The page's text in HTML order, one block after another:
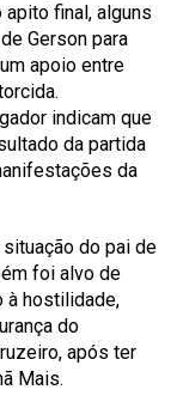
final, alguns
Gerson para
apoio entre
indicam que
da partida
da
do pai de
foi alvo de
à hostilidade,
do
após ter
Mais.